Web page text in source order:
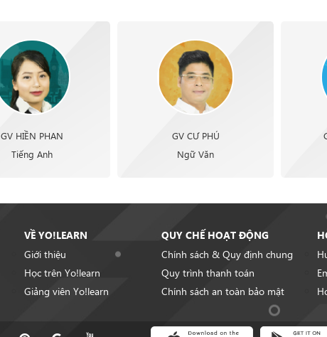
GV HIỀN PHAN
Tiếng Anh
GV CƯ PHÚ
Ngữ Văn
VỀ YO!LEARN
Giới thiệu
Học trên Yo!learn
Giảng viên Yo!learn
QUY CHẾ HOẠT ĐỘNG
Chính sách & Quy định chung
Quy trình thanh toán
Chính sách an toàn bảo mật